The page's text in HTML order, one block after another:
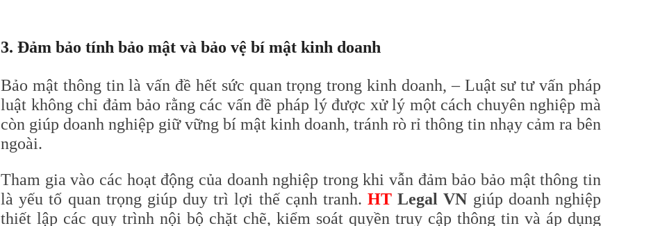
3. Đảm bảo tính bảo mật và bảo vệ bí mật kinh doanh
Bảo mật thông tin là vấn đề hết sức quan trọng trong kinh doanh, – Luật sư tư vấn pháp
luật không chỉ đảm bảo rằng các vấn đề pháp lý được xử lý một cách chuyên nghiệp mà
còn giúp doanh nghiệp giữ vững bí mật kinh doanh, tránh rò rỉ thông tin nhạy cảm ra bên
ngoài.
Tham gia vào các hoạt động của doanh nghiệp trong khi vẫn đảm bảo bảo mật thông tin
là yếu tố quan trọng giúp duy trì lợi thế cạnh tranh.HT Legal VN giúp doanh nghiệp
thiết lập các quy trình nội bộ chặt chẽ, kiểm soát quyền truy cập thông tin và áp dụng